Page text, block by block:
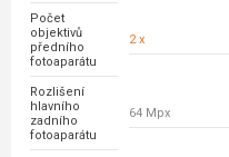
Počet
objektivů
předního
fotoaparátu
2 x
Rozlišení
hlavního
zadního
fotoaparátu
64 Mpx